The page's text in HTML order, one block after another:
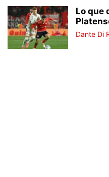
Lo que
Dante Di